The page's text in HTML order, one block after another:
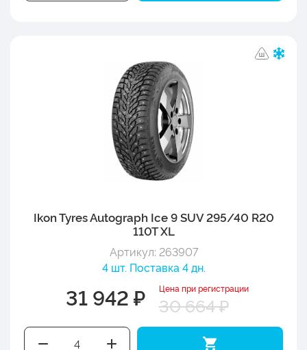
Ikon Tyres Autograph Ice 9 SUV 295/40 R20
110T XL
Артикул: 263907
4 шт. Поставка 4 дн.
31 942 ₽ Цена при регистрации
30 664 ₽